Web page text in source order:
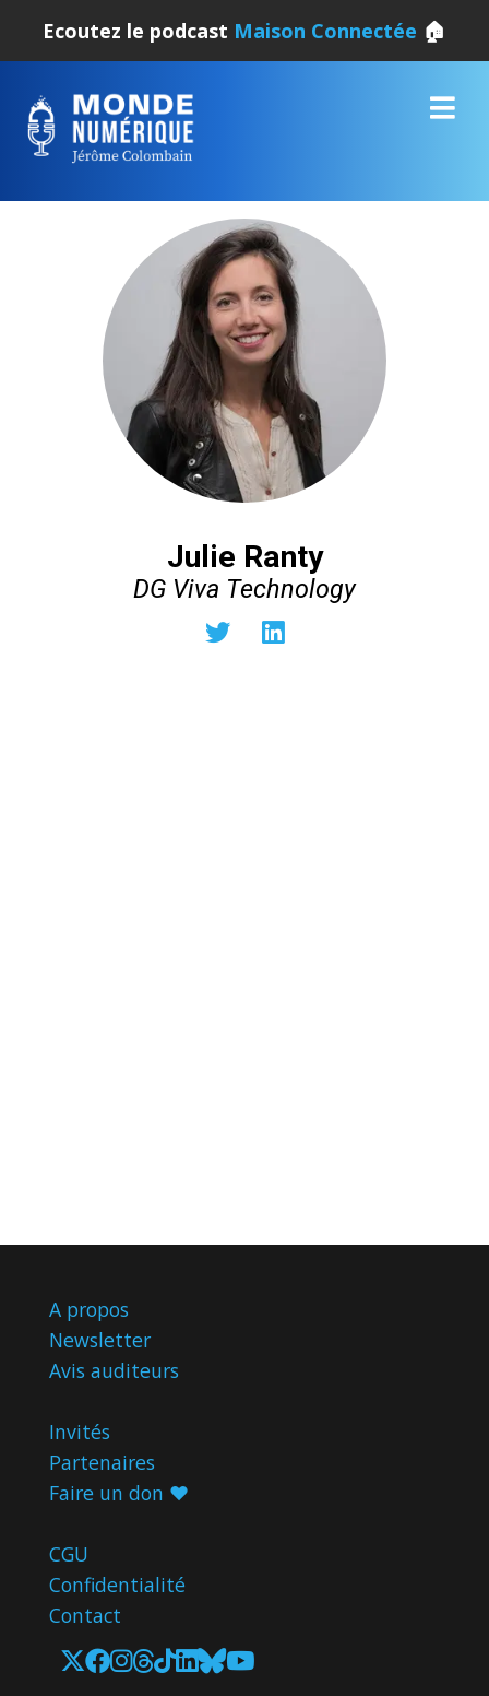
Ecoutez le podcast Maison Connectée 🏠
Julie Ranty
DG Viva Technology
A propos
Newsletter
Avis auditeurs
Invités
Partenaires
Faire un don ♥️
CGU
Confidentialité
Contact